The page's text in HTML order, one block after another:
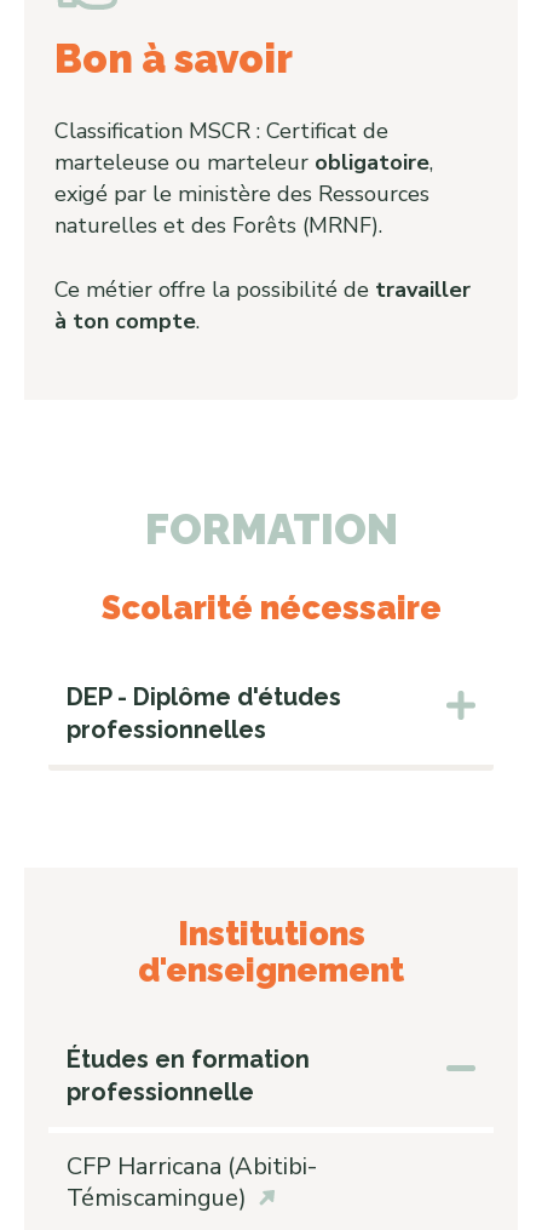
Bon à savoir
Classification MSCR : Certificat de
marteleuse ou marteleur obligatoire,
exigé par le ministère des Ressources
naturelles et des Forêts (MRNF).
Ce métier offre la possibilité de travailler
à ton compte.
FORMATION
Scolarité nécessaire
DEP - Diplôme d'études
professionnelles
Institutions
d'enseignement
Études en formation
professionnelle
CFP Harricana (Abitibi-
Témiscamingue)